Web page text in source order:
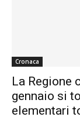
Cronaca
La Regione
gennaio si
elementari